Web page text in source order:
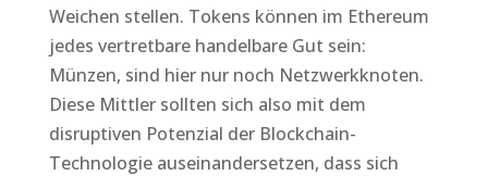
Weichen stellen. Tokens können im Ethereum
jedes vertretbare handelbare Gut sein:
Münzen, sind hier nur noch Netzwerkknoten.
Diese Mittler sollten sich also mit dem
disruptiven Potenzial der Blockchain-
Technologie auseinandersetzen, dass sich